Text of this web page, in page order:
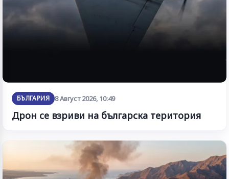
БЪЛГАРИЯ 8 Август 2026, 10:49
Дрон се взриви на българска територия